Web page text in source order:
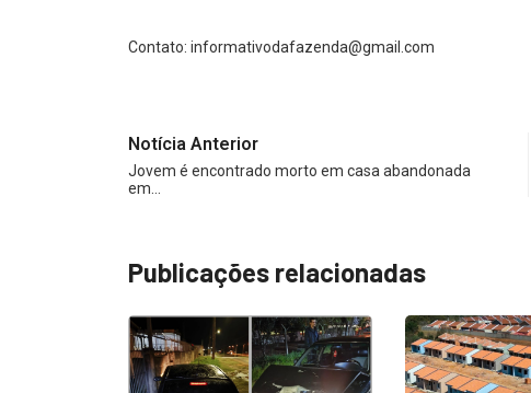
Contato: informativodafazenda@gmail.com
Notícia Anterior
Jovem é encontrado morto em casa abandonada
em…
Publicações relacionadas